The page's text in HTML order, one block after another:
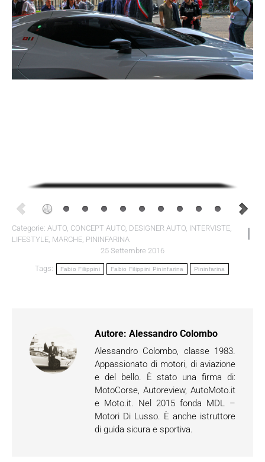
Categorie: AUTO CONCEPT AUTO DESIGNER AUTO INTERVISTE
LIFESTYLE MARCHE PININFARINA
25 Settembre 2016
Tags: Fabio Filippini Fabio Filippini Pininfarina Pininfarina
Autore: Alessandro Colombo
Alessandro Colombo, classe 1983.
Appassionato di motori, di aviazione
e del bello. È stato una firma di:
MotoCorse, Autoreview, AutoMoto.it
e Moto.it. Nel 2015 fonda MDL –
Motori Di Lusso. È anche istruttore
di guida sicura e sportiva.